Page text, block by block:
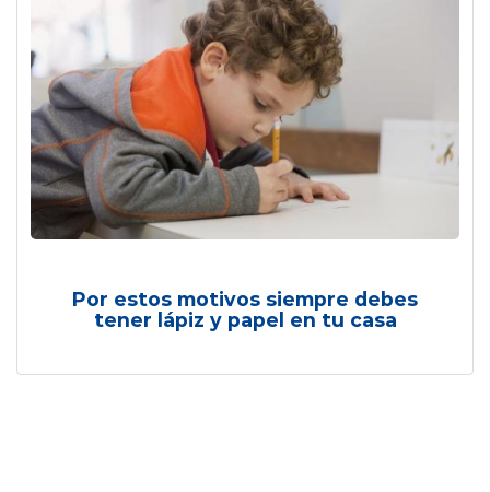
Por estos motivos siempre debes
tener lápiz y papel en tu casa